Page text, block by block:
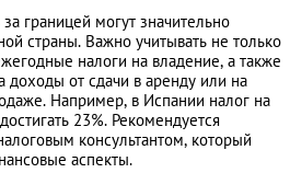
границей могут значительно
страны. Важно учитывать не только
налоги на владение, а также
доходы от сдачи в аренду или на
Например, в Испании налог на
23%. Рекомендуется
консультантом, который
аспекты.